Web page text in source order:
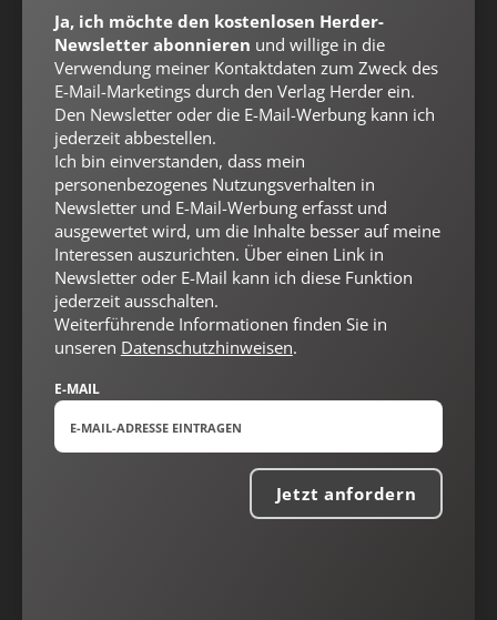
Nach oben
Ja, ich möchte den kostenlosen Herder-
Newsletter abonnieren und willige in die
Verwendung meiner Kontaktdaten zum Zweck des
E-Mail-Marketings durch den Verlag Herder ein.
Den Newsletter oder die E-Mail-Werbung kann ich
jederzeit abbestellen.
Ich bin einverstanden, dass mein
personenbezogenes Nutzungsverhalten in
Newsletter und E-Mail-Werbung erfasst und
ausgewertet wird, um die Inhalte besser auf meine
Interessen auszurichten. Über einen Link in
Newsletter oder E-Mail kann ich diese Funktion
jederzeit ausschalten.
Weiterführende Informationen finden Sie in
unseren Datenschutzhinweisen.
E-MAIL
Jetzt anfordern